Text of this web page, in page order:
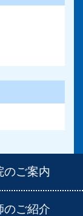
のご案内
のご紹介